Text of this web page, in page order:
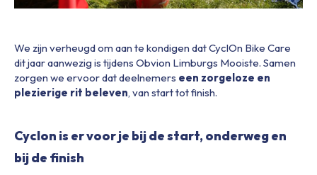
We zijn verheugd om aan te kondigen dat CyclOn Bike Care
dit jaar aanwezig is tijdens Obvion Limburgs Mooiste. Samen
zorgen we ervoor dat deelnemers een zorgeloze en
plezierige rit beleven, van start tot finish.
Cyclon is er voor je bij de start, onderweg en
bij de finish